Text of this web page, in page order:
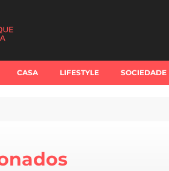
CASA LIFESTYLE SOCIEDADE